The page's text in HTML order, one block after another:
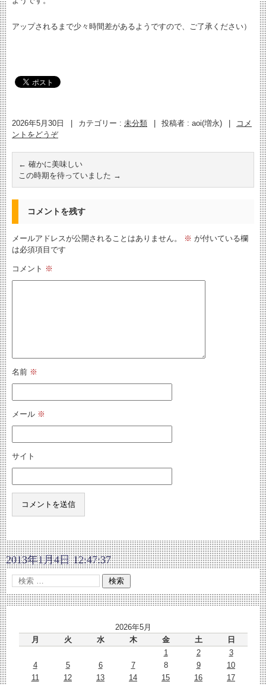
アップされるまで少々時間差があるようですので、ご了承ください）
2026年5月30日 カテゴリー : 未分類 投稿者 : aoi(増永)
コメ
ントをどうぞ
← 確かに美味しい
この時期を待っていました →
コメントを残す
メールアドレスが公開されることはありません。 ※ が付いている欄
は必須項目です
コメント ※
名前 ※
メール ※
サイト
2013年1月4日 12:47:37
2026年5月
月
火 水 木 金 土
日
1
2
3
4
5 6 7 8 9
10
11
12 13 14 15 16
17